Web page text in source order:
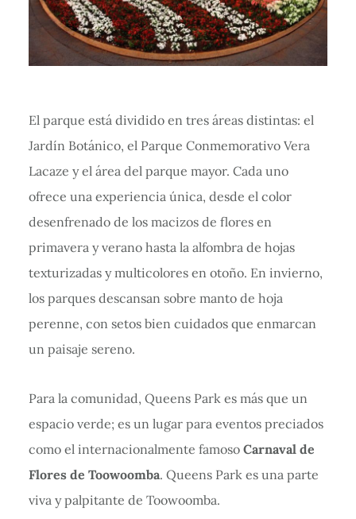
El parque está dividido en tres áreas distintas: el
Jardín Botánico, el Parque Conmemorativo Vera
Lacaze y el área del parque mayor. Cada uno
ofrece una experiencia única, desde el color
desenfrenado de los macizos de flores en
primavera y verano hasta la alfombra de hojas
texturizadas y multicolores en otoño. En invierno,
los parques descansan sobre manto de hoja
perenne, con setos bien cuidados que enmarcan
un paisaje sereno.
Para la comunidad, Queens Park es más que un
espacio verde; es un lugar para eventos preciados
como el internacionalmente famoso Carnaval de
Flores de Toowoomba. Queens Park es una parte
viva y palpitante de Toowoomba.